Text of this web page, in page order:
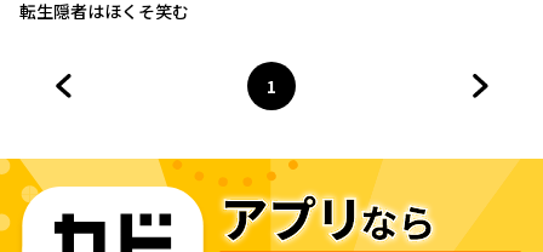
転生隠者はほくそ笑む
ページ
1
へ